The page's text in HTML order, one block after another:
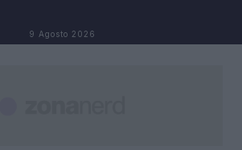
9 Agosto 2026